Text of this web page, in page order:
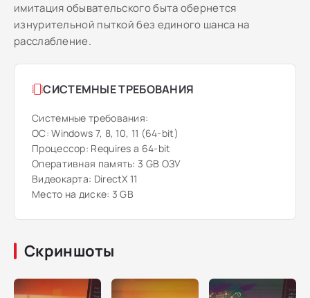
имитация обывательского быта обернется
изнурительной пыткой без единого шанса на
расслабление.
СИСТЕМНЫЕ ТРЕБОВАНИЯ
Системные требования:
ОС: Windows 7, 8, 10, 11 (64-bit)
Процессор: Requires a 64-bit
Оперативная память: 3 GB ОЗУ
Видеокарта: DirectX 11
Место на диске: 3 GB
Скриншоты